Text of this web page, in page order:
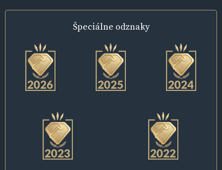
Špeciálne odznaky